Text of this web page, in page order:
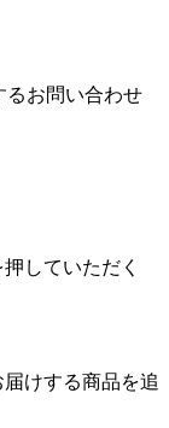
るお問い合わせ
していただく
けする商品を追